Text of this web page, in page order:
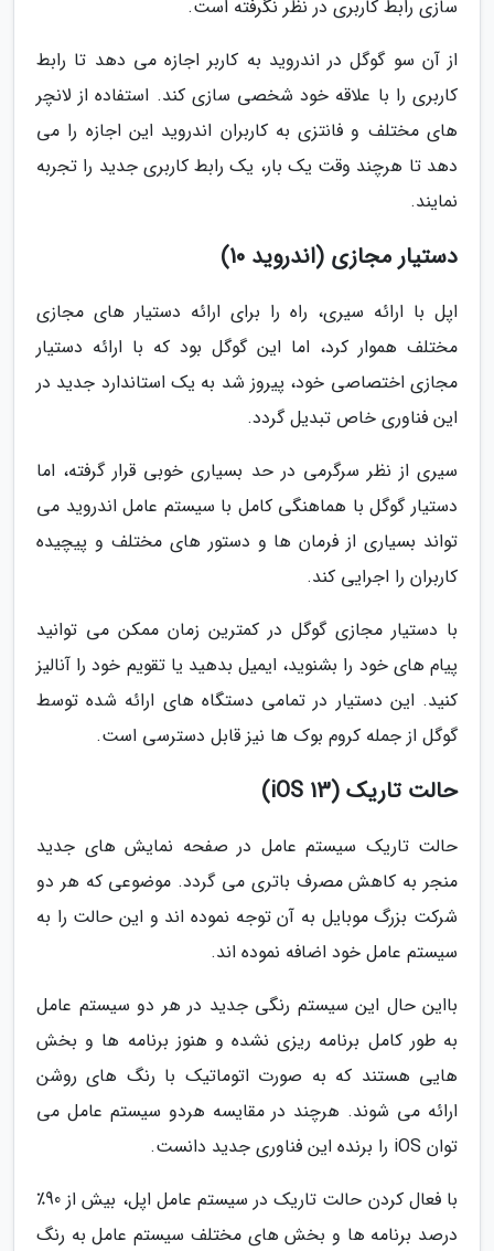
سازی رابط کاربری در نظر نگرفته است.
از آن سو گوگل در اندروید به کاربر اجازه می دهد تا رابط
کاربری را با علاقه خود شخصی سازی کند. استفاده از لانچر
های مختلف و فانتزی به کاربران اندروید این اجازه را می
دهد تا هرچند وقت یک بار، یک رابط کاربری جدید را تجربه
نمایند.
دستیار مجازی (اندروید 10)
اپل با ارائه سیری، راه را برای ارائه دستیار های مجازی
مختلف هموار کرد، اما این گوگل بود که با ارائه دستیار
مجازی اختصاصی خود، پیروز شد به یک استاندارد جدید در
این فناوری خاص تبدیل گردد.
سیری از نظر سرگرمی در حد بسیاری خوبی قرار گرفته، اما
دستیار گوگل با هماهنگی کامل با سیستم عامل اندروید می
تواند بسیاری از فرمان ها و دستور های مختلف و پیچیده
کاربران را اجرایی کند.
با دستیار مجازی گوگل در کمترین زمان ممکن می توانید
پیام های خود را بشنوید، ایمیل بدهید یا تقویم خود را آنالیز
کنید. این دستیار در تمامی دستگاه های ارائه شده توسط
گوگل از جمله کروم بوک ها نیز قابل دسترسی است.
حالت تاریک (iOS 13)
حالت تاریک سیستم عامل در صفحه نمایش های جدید
منجر به کاهش مصرف باتری می گردد. موضوعی که هر دو
شرکت بزرگ موبایل به آن توجه نموده اند و این حالت را به
سیستم عامل خود اضافه نموده اند.
بااین حال این سیستم رنگی جدید در هر دو سیستم عامل
به طور کامل برنامه ریزی نشده و هنوز برنامه ها و بخش
هایی هستند که به صورت اتوماتیک با رنگ های روشن
ارائه می شوند. هرچند در مقایسه هردو سیستم عامل می
توان iOS را برنده این فناوری جدید دانست.
با فعال کردن حالت تاریک در سیستم عامل اپل، بیش از 90٪
درصد برنامه ها و بخش های مختلف سیستم عامل به رنگ